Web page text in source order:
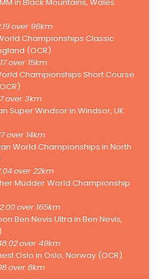
over 96km
Championships Classic
(OCR)
over 15km
Championships Short Course
over 3km
Super Windsor in Windsor, UK
over 14km
World Championships in North
over 22km
Mudder World Championship
over 165km
Ben Nevis Ultra in Ben Nevis,
over 49km
Oslo in Oslo, Norway (OCR)
over 8km